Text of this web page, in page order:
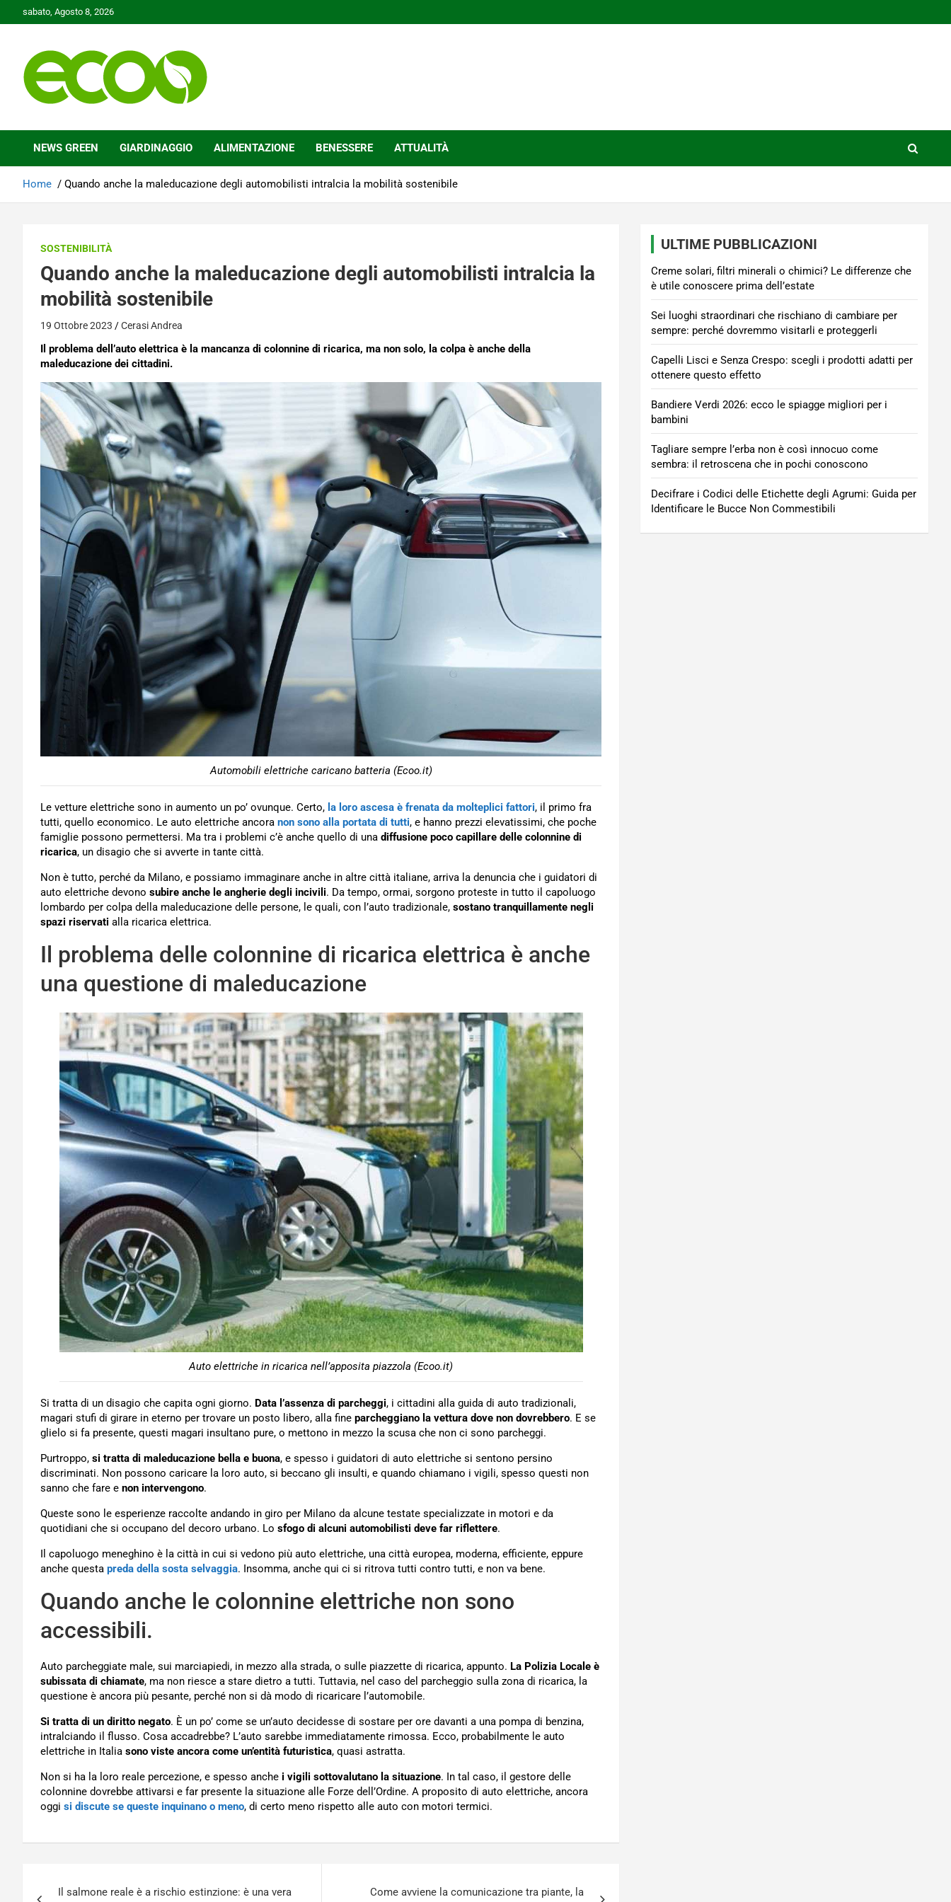
to
sabato, Agosto 8, 2026
Ecoo.it
NEWS GREEN GIARDINAGGIO ALIMENTAZIONE BENESSERE ATTUALITÀ
Home Quando anche la maleducazione degli automobilisti intralcia la mobilità sostenibile
SOSTENIBILITÀ
Quando anche la maleducazione degli automobilisti intralcia la
mobilità sostenibile
19 Ottobre 2023 Cerasi Andrea
Il problema dell’auto elettrica è la mancanza di colonnine di ricarica, ma non solo, la colpa è anche della
maleducazione dei cittadini.
Automobili elettriche caricano batteria (Ecoo.it)
Le vetture elettriche sono in aumento un po’ ovunque. Certo, la loro ascesa è frenata da molteplici fattori, il primo fra
tutti, quello economico. Le auto elettriche ancora non sono alla portata di tutti, e hanno prezzi elevatissimi, che poche
famiglie possono permettersi. Ma tra i problemi c’è anche quello di una diffusione poco capillare delle colonnine di
ricarica, un disagio che si avverte in tante città.
Non è tutto, perché da Milano, e possiamo immaginare anche in altre città italiane, arriva la denuncia che i guidatori di
auto elettriche devono subire anche le angherie degli incivili. Da tempo, ormai, sorgono proteste in tutto il capoluogo
lombardo per colpa della maleducazione delle persone, le quali, con l’auto tradizionale, sostano tranquillamente negli
spazi riservati alla ricarica elettrica.
Il problema delle colonnine di ricarica elettrica è anche
una questione di maleducazione
Auto elettriche in ricarica nell’apposita piazzola (Ecoo.it)
Si tratta di un disagio che capita ogni giorno. Data l’assenza di parcheggi, i cittadini alla guida di auto tradizionali,
magari stufi di girare in eterno per trovare un posto libero, alla fine parcheggiano la vettura dove non dovrebbero. E se
glielo si fa presente, questi magari insultano pure, o mettono in mezzo la scusa che non ci sono parcheggi.
Purtroppo, si tratta di maleducazione bella e buona, e spesso i guidatori di auto elettriche si sentono persino
discriminati. Non possono caricare la loro auto, si beccano gli insulti, e quando chiamano i vigili, spesso questi non
sanno che fare e non intervengono.
Queste sono le esperienze raccolte andando in giro per Milano da alcune testate specializzate in motori e da
quotidiani che si occupano del decoro urbano. Lo sfogo di alcuni automobilisti deve far riflettere.
Il capoluogo meneghino è la città in cui si vedono più auto elettriche, una città europea, moderna, efficiente, eppure
anche questa preda della sosta selvaggia. Insomma, anche qui ci si ritrova tutti contro tutti, e non va bene.
Quando anche le colonnine elettriche non sono
accessibili.
Auto parcheggiate male, sui marciapiedi, in mezzo alla strada, o sulle piazzette di ricarica, appunto. La Polizia Locale è
subissata di chiamate, ma non riesce a stare dietro a tutti. Tuttavia, nel caso del parcheggio sulla zona di ricarica, la
questione è ancora più pesante, perché non si dà modo di ricaricare l’automobile.
Si tratta di un diritto negato. È un po’ come se un’auto decidesse di sostare per ore davanti a una pompa di benzina,
intralciando il flusso. Cosa accadrebbe? L’auto sarebbe immediatamente rimossa. Ecco, probabilmente le auto
elettriche in Italia sono viste ancora come un’entità futuristica, quasi astratta.
Non si ha la loro reale percezione, e spesso anche i vigili sottovalutano la situazione. In tal caso, il gestore delle
colonnine dovrebbe attivarsi e far presente la situazione alle Forze dell’Ordine. A proposito di auto elettriche, ancora
oggi si discute se queste inquinano o meno, di certo meno rispetto alle auto con motori termici.
Il salmone reale è a rischio estinzione: è una vera
Come avviene la comunicazione tra piante, la
ULTIME PUBBLICAZIONI
Creme solari, filtri minerali o chimici? Le differenze che
è utile conoscere prima dell’estate
Sei luoghi straordinari che rischiano di cambiare per
sempre: perché dovremmo visitarli e proteggerli
Capelli Lisci e Senza Crespo: scegli i prodotti adatti per
ottenere questo effetto
Bandiere Verdi 2026: ecco le spiagge migliori per i
bambini
Tagliare sempre l’erba non è così innocuo come
sembra: il retroscena che in pochi conoscono
Decifrare i Codici delle Etichette degli Agrumi: Guida per
Identificare le Bucce Non Commestibili